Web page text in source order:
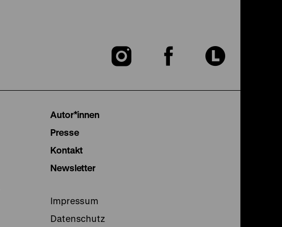
Zu
Zu
Zu
Autor*innen
Presse
Kontakt
Newsletter
Impressum
Datenschutz